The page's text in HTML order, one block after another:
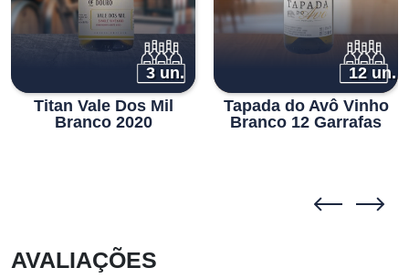
3 un.
Titan Vale Dos Mil
Branco 2020
12 un.
Tapada do Avô Vinho
Branco 12 Garrafas
AVALIAÇÕES